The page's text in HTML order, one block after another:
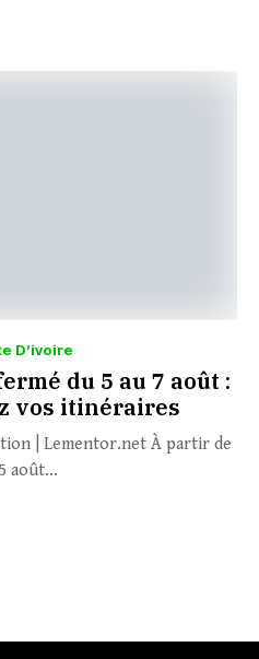
D’ivoire
du 5 au 7 août :
vos itinéraires
| Lementor.net À partir de
août...